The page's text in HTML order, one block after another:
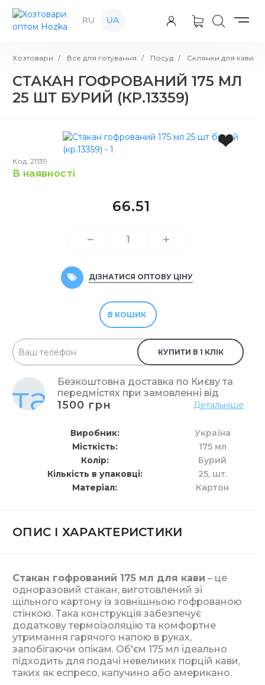
RU UA
Хозтовари Все для готування Посуд Склянки для кави
СТАКАН ГОФРОВАНИЙ 175 МЛ
25 ШТ БУРИЙ (КР.13359)
Код: 21139
в наявності
66.51
ДІЗНАТИСЯ ОПТОВУ ЦІНУ
В КОШИК
КУПИТИ В 1 КЛІК
Безкоштовна доставка по Києву та
передмістях при замовленні від
1500 грн Детальніше
Виробник
Україна
Місткість
175 мл
Колір
Бурий
Кількість в упаковці
25, шт.
Матеріал
Картон
ОПИС І ХАРАКТЕРИСТИКИ
Стакан гофрований 175 мл для кави – це
одноразовий стакан, виготовлений зі
щільного картону із зовнішньою гофрованою
стінкою. Така конструкція забезпечує
додаткову термоізоляцію та комфортне
утримання гарячого напою в руках,
запобігаючи опікам. Об'єм 175 мл ідеально
підходить для подачі невеликих порцій кави,
таких як еспресо, капучино або американо.